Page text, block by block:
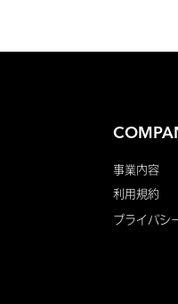
事業内容
利用規約
プライバシ